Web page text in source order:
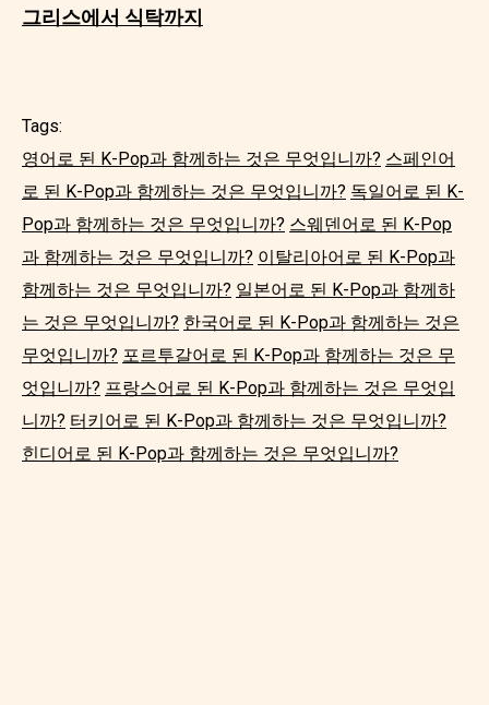
그리스에서 식탁까지
Tags:
영어로 된 K-Pop과 함께하는 것은 무엇입니까? 스페인어
로 된 K-Pop과 함께하는 것은 무엇입니까? 독일어로 된 K-
Pop과 함께하는 것은 무엇입니까? 스웨덴어로 된 K-Pop
과 함께하는 것은 무엇입니까? 이탈리아어로 된 K-Pop과
함께하는 것은 무엇입니까? 일본어로 된 K-Pop과 함께하
는 것은 무엇입니까? 한국어로 된 K-Pop과 함께하는 것은
무엇입니까? 포르투갈어로 된 K-Pop과 함께하는 것은 무
엇입니까? 프랑스어로 된 K-Pop과 함께하는 것은 무엇입
니까? 터키어로 된 K-Pop과 함께하는 것은 무엇입니까?
힌디어로 된 K-Pop과 함께하는 것은 무엇입니까?